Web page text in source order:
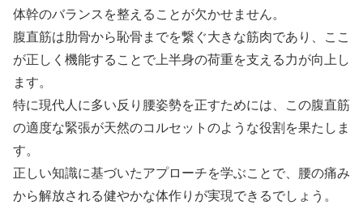
体幹のバランスを整えることが欠かせません。
腹直筋は肋骨から恥骨までを繋ぐ大きな筋肉であり、ここ
が正しく機能することで上半身の荷重を支える力が向上し
ます。
特に現代人に多い反り腰姿勢を正すためには、この腹直筋
の適度な緊張が天然のコルセットのような役割を果たしま
す。
正しい知識に基づいたアプローチを学ぶことで、腰の痛み
から解放される健やかな体作りが実現できるでしょう。